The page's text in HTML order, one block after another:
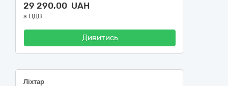
29 290,00 UAH
з ПДВ
Дивитись
Ліхтар